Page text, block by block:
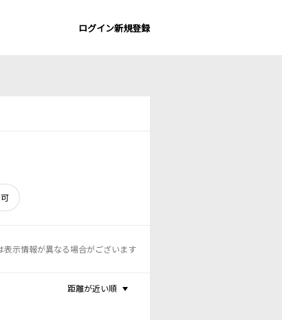
ログイン新規登録
示情報が異なる場合がございます
距離が近い順